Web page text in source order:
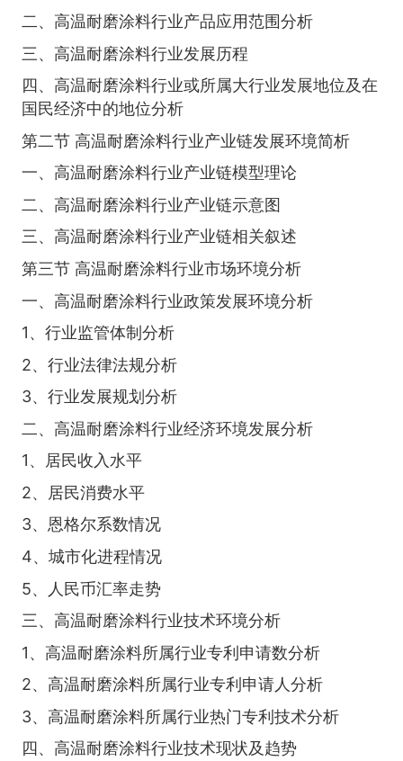
二、高温耐磨涂料行业产品应用范围分析
三、高温耐磨涂料行业发展历程
四、高温耐磨涂料行业或所属大行业发展地位及在
国民经济中的地位分析
第二节 高温耐磨涂料行业产业链发展环境简析
一、高温耐磨涂料行业产业链模型理论
二、高温耐磨涂料行业产业链示意图
三、高温耐磨涂料行业产业链相关叙述
第三节 高温耐磨涂料行业市场环境分析
一、高温耐磨涂料行业政策发展环境分析
1、行业监管体制分析
2、行业法律法规分析
3、行业发展规划分析
二、高温耐磨涂料行业经济环境发展分析
1、居民收入水平
2、居民消费水平
3、恩格尔系数情况
4、城市化进程情况
5、人民币汇率走势
三、高温耐磨涂料行业技术环境分析
1、高温耐磨涂料所属行业专利申请数分析
2、高温耐磨涂料所属行业专利申请人分析
3、高温耐磨涂料所属行业热门专利技术分析
四、高温耐磨涂料行业技术现状及趋势